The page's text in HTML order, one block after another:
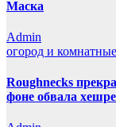
Маска
Admin
огород и
Roughnecks
фоне обвала